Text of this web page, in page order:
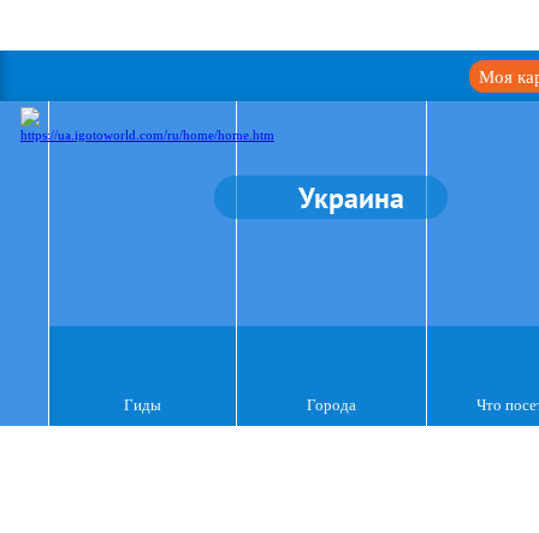
Моя
Украина
Гиды Города Что